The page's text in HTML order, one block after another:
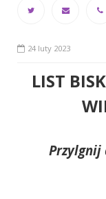
24 luty 2023
LIST
Przylgnij